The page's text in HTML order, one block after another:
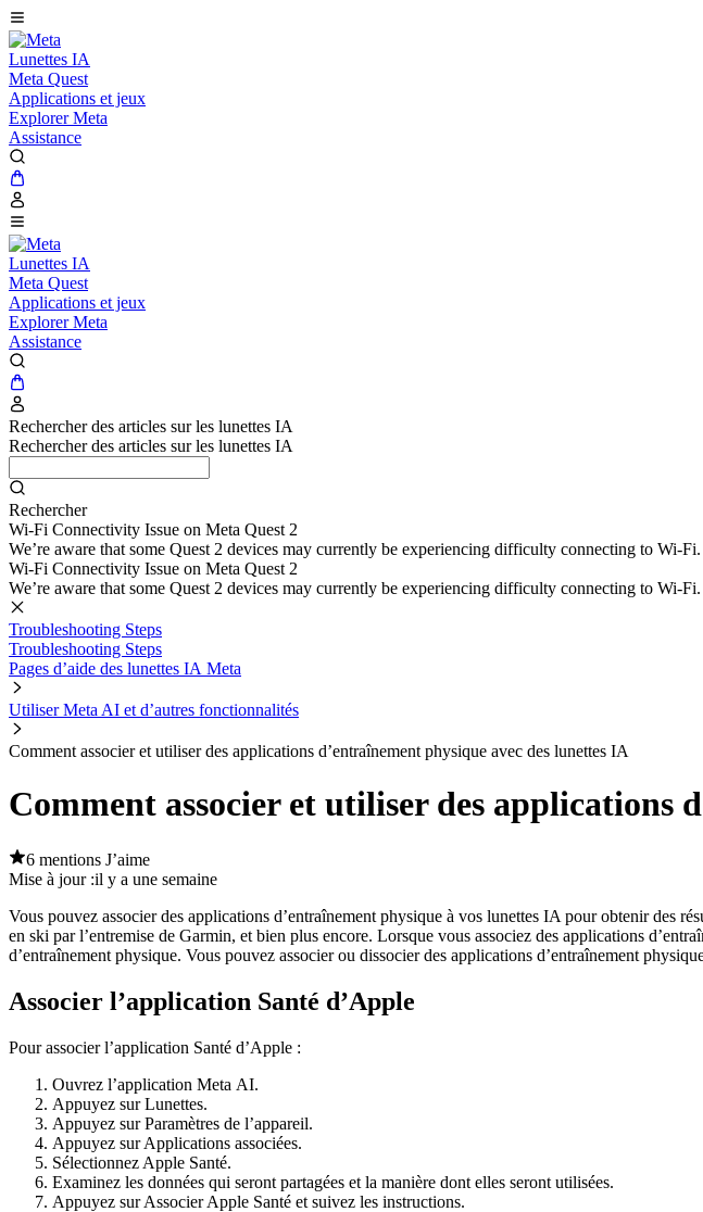
Lunettes IA
Meta Quest
Applications et jeux
Explorer Meta
Assistance
Lunettes IA
Meta Quest
Applications et jeux
Explorer Meta
Assistance
Rechercher des articles sur les lunettes IA
Rechercher des articles sur les lunettes IA
Rechercher
Wi-Fi Connectivity Issue on Meta Quest 2
We’re aware that some Quest 2 devices may currently be experiencing difficulty connecting to Wi-
Wi-Fi Connectivity Issue on Meta Quest 2
We’re aware that some Quest 2 devices may currently be experiencing difficulty connecting to Wi-
Troubleshooting Steps
Troubleshooting Steps
Pages d’aide des lunettes IA Meta
Utiliser Meta AI et d’autres fonctionnalités
Comment associer et utiliser des applications d’entraînement physique avec des lunettes IA
Comment associer et utiliser des applications
6 mentions J’aime
Mise à jour :il y a une semaine
Vous pouvez associer des applications d’entraînement physique à vos lunettes IA pour obtenir des
en ski par l’entremise de Garmin, et bien plus encore. Lorsque vous associez des applications
d’entraînement physique. Vous pouvez associer ou dissocier des applications d’entraînement
Associer l’application Santé d’Apple
Pour associer l’application Santé d’Apple :
Ouvrez l’application Meta AI.
Appuyez surLunettes.
Appuyez surParamètres de l’appareil.
Appuyez surApplications associées.
Sélectionnez Apple Santé.
Examinez les données qui seront partagées et la manière dont elles seront utilisées.
Appuyez surAssocier Apple Santé et suivez les instructions.